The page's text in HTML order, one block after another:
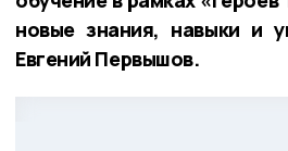
новые знания, навыки и
Евгений Первышов.